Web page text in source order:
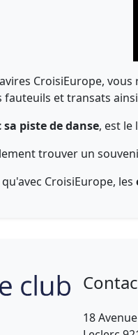
CroisiEurope,
fauteuils et transats
piste de danse, est le
trouver un
CroisiEurope, les
18